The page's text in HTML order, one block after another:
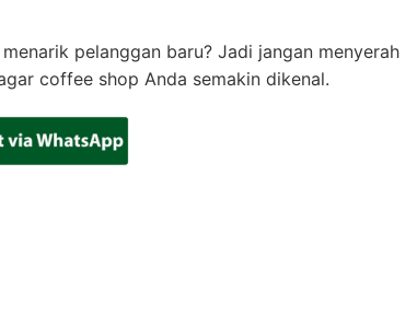
pelanggan baru? Jadi jangan menyerah
coffee shop Anda semakin dikenal.